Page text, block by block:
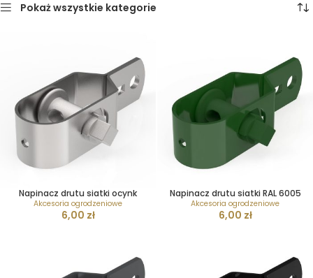
Pokaż wszystkie kategorie
Napinacz drutu siatki ocynk
Akcesoria ogrodzeniowe
6,00 zł
Napinacz drutu siatki RAL 6005
Akcesoria ogrodzeniowe
6,00 zł